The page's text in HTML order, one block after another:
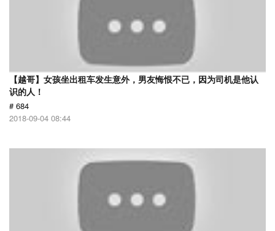
【越哥】女孩坐出租车发生意外，男友悔恨不已，因为司机是他认
识的人！
# 684
2018-09-04 08:44